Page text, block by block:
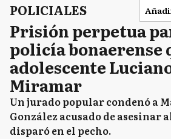
POLICIALES
Prisión perpetua
policía bonaerense
adolescente
Miramar
Un jurado popular condenó a
González acusado de asesinar
disparó en el pecho.